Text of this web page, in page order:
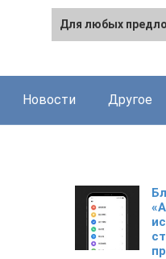
Новости Другое
Для любых